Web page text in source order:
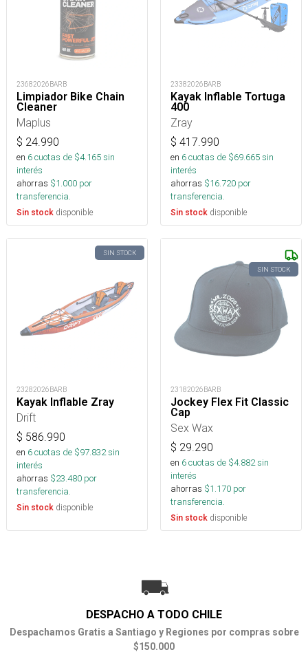
23682026BARB
Limpiador Bike Chain
Cleaner
Maplus
$ 24.990
en 6cuotas de $4.165sin
interés
ahorras $1.000 por
transferencia.
Sin stock disponible
23382026BARB
Kayak Inflable Tortuga
400
Zray
$ 417.990
en 6cuotas de $69.665sin
interés
ahorras $16.720 por
transferencia.
Sin stock disponible
SIN STOCK
23282026BARB
Kayak Inflable Zray
Drift
$ 586.990
en 6cuotas de $97.832sin
interés
ahorras $23.480 por
transferencia.
Sin stock disponible
SIN STOCK
23182026BARB
Jockey Flex Fit Classic
Cap
Sex Wax
$ 29.290
en 6cuotas de $4.882sin
interés
ahorras $1.170 por
transferencia.
Sin stock disponible
DESPACHO A TODO CHILE
Despachamos Gratis a Santiago y Regiones por compras sobre
$150.000